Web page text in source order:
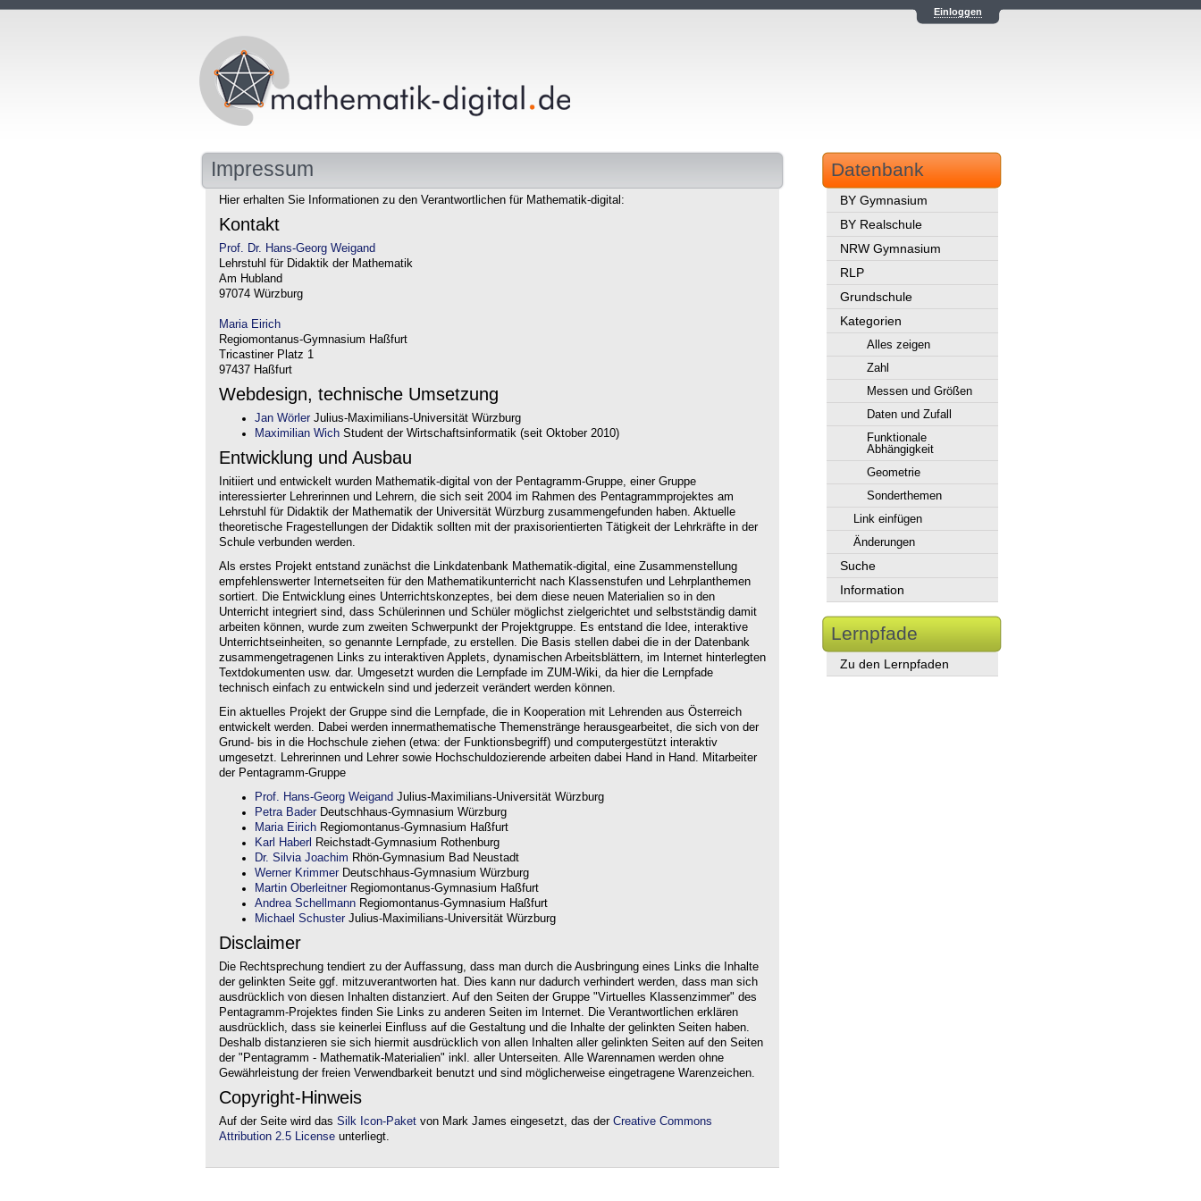
Einloggen
Impressum
Hier erhalten Sie Informationen zu den Verantwortlichen für Mathematik-digital:
Kontakt
Prof. Dr. Hans-Georg Weigand
Lehrstuhl für Didaktik der Mathematik
Am Hubland
97074 Würzburg
Maria Eirich
Regiomontanus-Gymnasium Haßfurt
Tricastiner Platz 1
97437 Haßfurt
Webdesign, technische Umsetzung
Jan Wörler Julius-Maximilians-Universität Würzburg
Maximilian Wich Student der Wirtschaftsinformatik (seit Oktober 2010)
Entwicklung und Ausbau
Initiiert und entwickelt wurden Mathematik-digital von der Pentagramm-Gruppe, einer Gruppe
interessierter Lehrerinnen und Lehrern, die sich seit 2004 im Rahmen des Pentagrammprojektes am
Lehrstuhl für Didaktik der Mathematik der Universität Würzburg zusammengefunden haben. Aktuelle
theoretische Fragestellungen der Didaktik sollten mit der praxisorientierten Tätigkeit der Lehrkräfte in der
Schule verbunden werden.
Als erstes Projekt entstand zunächst die Linkdatenbank Mathematik-digital, eine Zusammenstellung
empfehlenswerter Internetseiten für den Mathematikunterricht nach Klassenstufen und Lehrplanthemen
sortiert. Die Entwicklung eines Unterrichtskonzeptes, bei dem diese neuen Materialien so in den
Unterricht integriert sind, dass Schülerinnen und Schüler möglichst zielgerichtet und selbstständig damit
arbeiten können, wurde zum zweiten Schwerpunkt der Projektgruppe. Es entstand die Idee, interaktive
Unterrichtseinheiten, so genannte Lernpfade, zu erstellen. Die Basis stellen dabei die in der Datenbank
zusammengetragenen Links zu interaktiven Applets, dynamischen Arbeitsblättern, im Internet hinterlegten
Textdokumenten usw. dar. Umgesetzt wurden die Lernpfade im ZUM-Wiki, da hier die Lernpfade
technisch einfach zu entwickeln sind und jederzeit verändert werden können.
Ein aktuelles Projekt der Gruppe sind die Lernpfade, die in Kooperation mit Lehrenden aus Österreich
entwickelt werden. Dabei werden innermathematische Themenstränge herausgearbeitet, die sich von der
Grund- bis in die Hochschule ziehen (etwa: der Funktionsbegriff) und computergestützt interaktiv
umgesetzt. Lehrerinnen und Lehrer sowie Hochschuldozierende arbeiten dabei Hand in Hand. Mitarbeiter
der Pentagramm-Gruppe
Prof. Hans-Georg Weigand Julius-Maximilians-Universität Würzburg
Petra Bader Deutschhaus-Gymnasium Würzburg
Maria Eirich Regiomontanus-Gymnasium Haßfurt
Karl Haberl
Reichstadt-Gymnasium Rothenburg
Dr. Silvia Joachim Rhön-Gymnasium Bad Neustadt
Werner Krimmer Deutschhaus-Gymnasium Würzburg
Martin Oberleitner Regiomontanus-Gymnasium Haßfurt
Andrea Schellmann Regiomontanus-Gymnasium Haßfurt
Michael Schuster Julius-Maximilians-Universität Würzburg
Disclaimer
Die Rechtsprechung tendiert zu der Auffassung, dass man durch die Ausbringung eines Links die Inhalte
der gelinkten Seite ggf. mitzuverantworten hat. Dies kann nur dadurch verhindert werden, dass man sich
ausdrücklich von diesen Inhalten distanziert. Auf den Seiten der Gruppe "Virtuelles Klassenzimmer" des
Pentagramm-Projektes finden Sie Links zu anderen Seiten im Internet. Die Verantwortlichen erklären
ausdrücklich, dass sie keinerlei Einfluss auf die Gestaltung und die Inhalte der gelinkten Seiten haben.
Deshalb distanzieren sie sich hiermit ausdrücklich von allen Inhalten aller gelinkten Seiten auf den Seiten
der "Pentagramm - Mathematik-Materialien" inkl. aller Unterseiten. Alle Warennamen werden ohne
Gewährleistung der freien Verwendbarkeit benutzt und sind möglicherweise eingetragene Warenzeichen.
Copyright-Hinweis
Auf der Seite wird das Silk Icon-Paket von Mark James eingesetzt, das der Creative Commons
Attribution 2.5 License unterliegt.
Datenbank
BY Gymnasium
BY Realschule
NRW Gymnasium
RLP
Grundschule
Kategorien
Alles zeigen
Zahl
Messen und Größen
Daten und Zufall
Funktionale
Abhängigkeit
Geometrie
Sonderthemen
Link einfügen
Änderungen
Suche
Information
Lernpfade
Zu den Lernpfaden